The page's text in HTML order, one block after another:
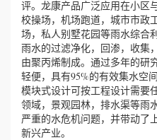
评。龙康产品广泛应用在小区
校操场，机场跑道，城市市政
场，私人别墅花园等雨水综合
雨水的过滤净化，回渗，收集
由聚丙烯制成。通过多年的研
轻便，具有95%的有效集水空
模块式设计可按工程设计需要
领域，景观园林，排水渠等雨
严重的水危机问题，并带动了
新兴产业。